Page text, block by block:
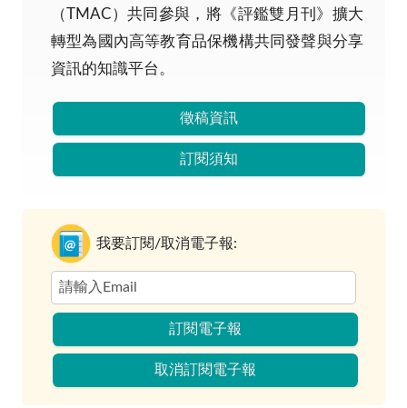
（TMAC）共同參與，將《評鑑雙月刊》擴大
轉型為國內高等教育品保機構共同發聲與分享
資訊的知識平台。
徵稿資訊
訂閱須知
我要訂閱/取消電子報:
訂閱電子報
取消訂閱電子報